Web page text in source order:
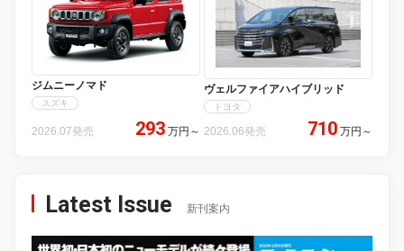
ジムニーノマド
スズキ
2026.07発売 293 万円 ～
ヴェルファイアハイブリッド
トヨタ
2026.06発売 710 万円 ～
Latest Issue 新刊案内